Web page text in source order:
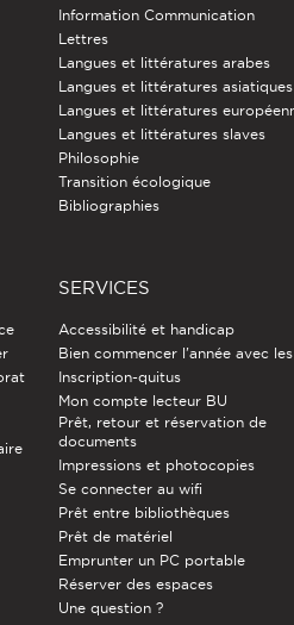
Information Communication
Lettres
Langues et littératures arabes
Langues et littératures asiatiques
Langues et littératures
Langues et littératures slaves
Philosophie
Transition écologique
Bibliographies
SERVICES
Accessibilité et handicap
Bien commencer l'année avec
Inscription-quitus
Mon compte lecteur BU
Prêt, retour et réservation de
documents
Impressions et photocopies
Se connecter au wifi
Prêt entre bibliothèques
Prêt de matériel
Emprunter un PC portable
Réserver des espaces
Une question ?